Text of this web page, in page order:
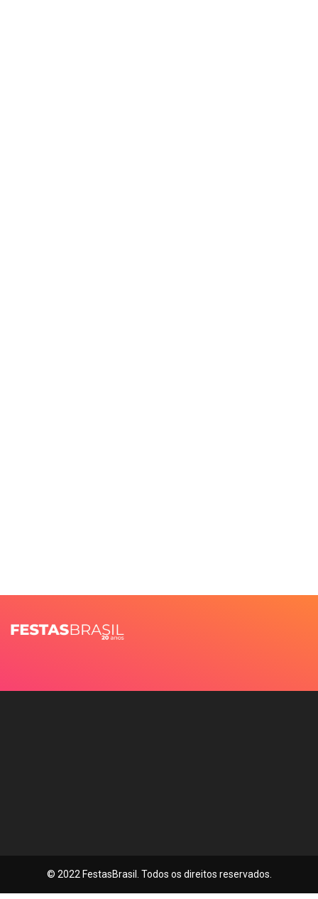
© 2022 FestasBrasil. Todos os direitos reservados.